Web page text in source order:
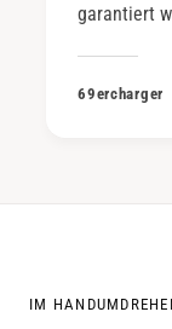
garantiert
69ercharger
IM